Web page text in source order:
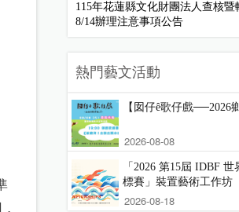
115年花蓮縣文化財團法人查核暨
8/14辦理注意事項公告
熱門藝文活動
【囡仔ê歌仔戲──2026
2026-08-08
「2026 第15屆 IDBF
標賽」裝置藝術工作坊
2026-08-18